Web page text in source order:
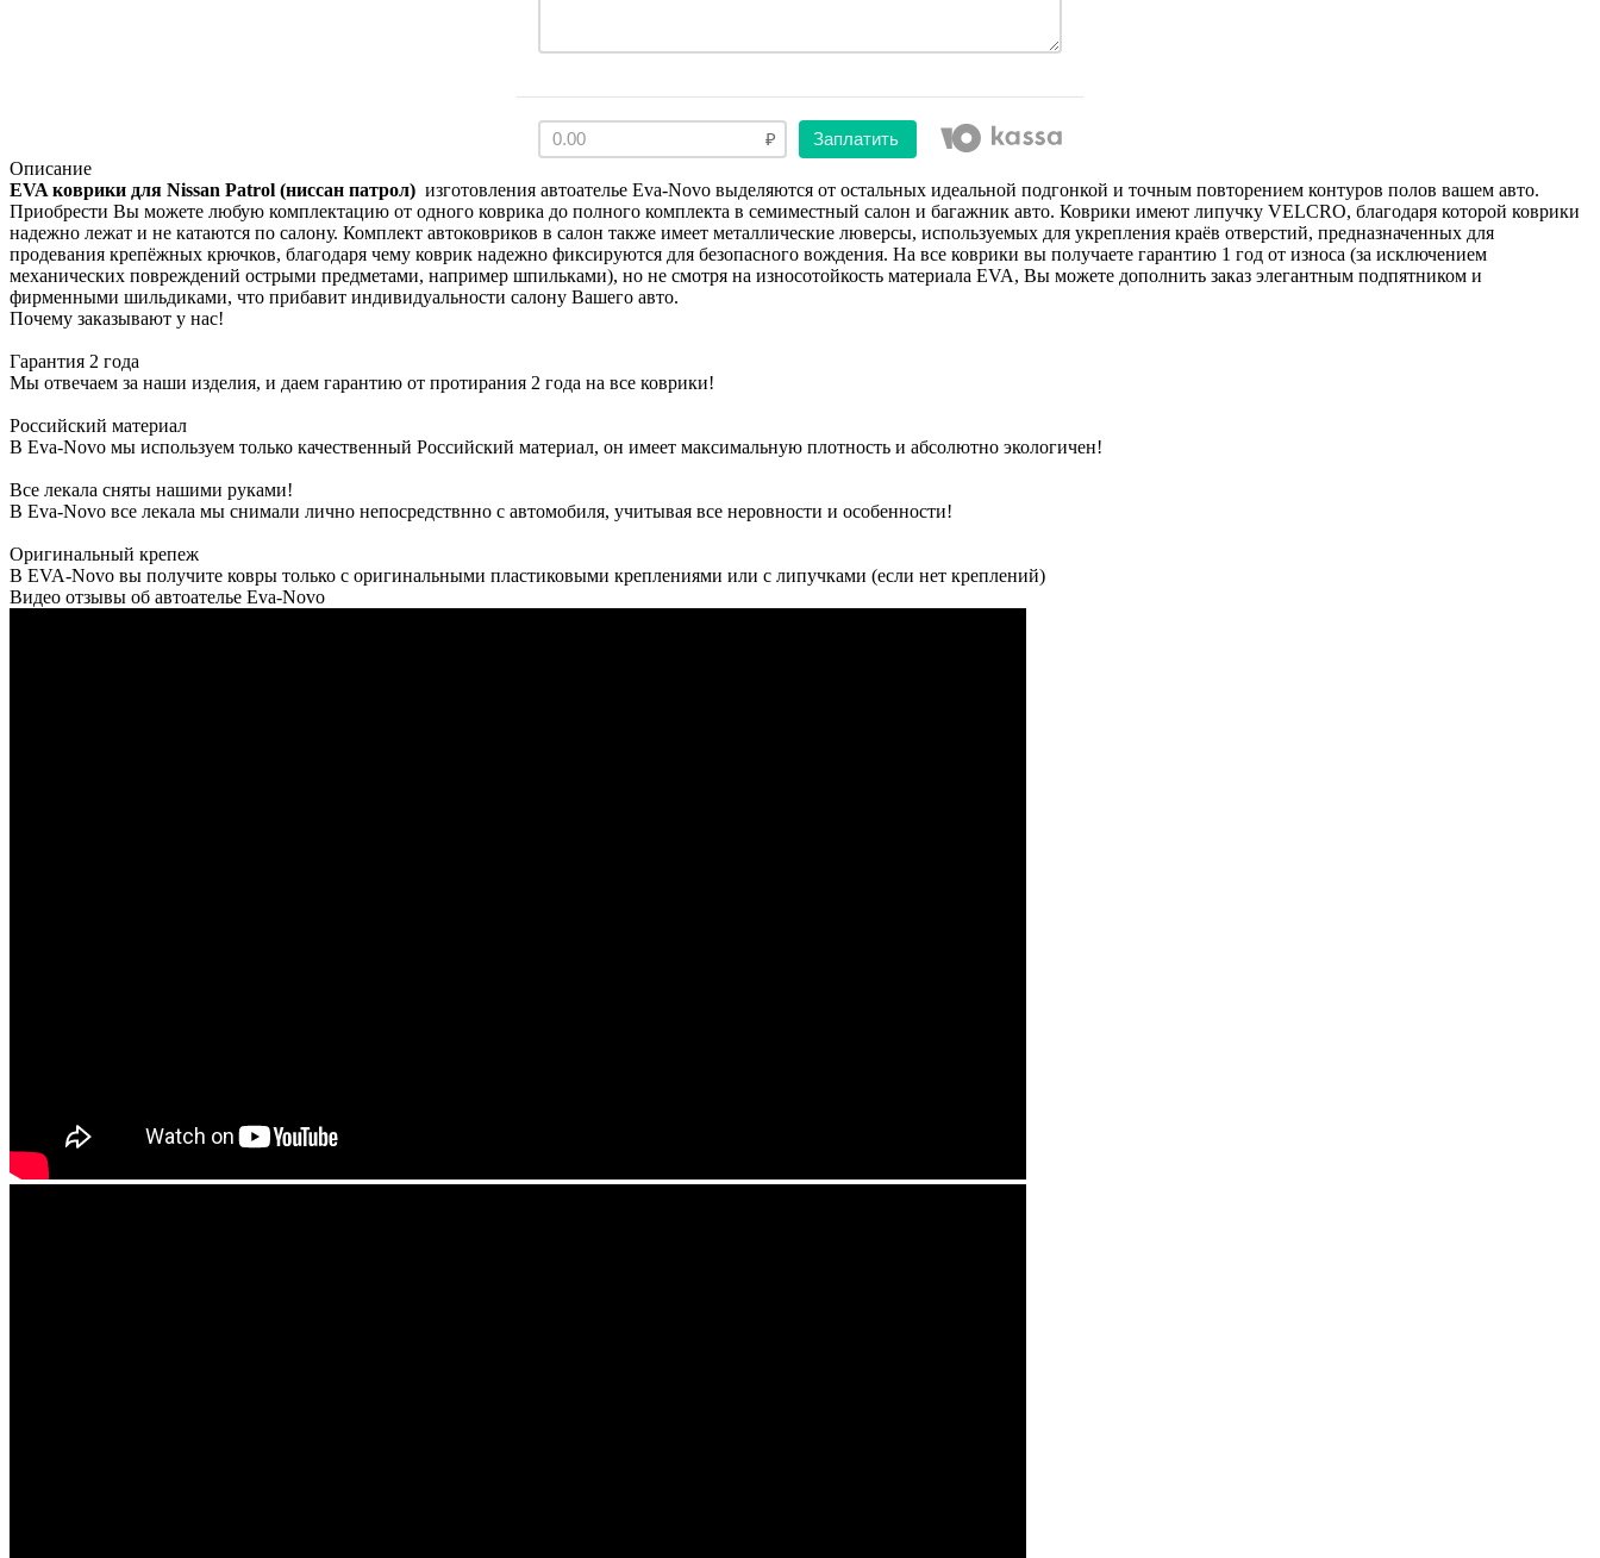
Заплатить
Описание
EVA коврики для Nissan Patrol (ниссан патрол) изготовления автоателье Eva-Novo выделяются от остальных идеальной подгонкой и точным повторением контуров полов вашем авто.
Приобрести Вы можете любую комплектацию от одного коврика до полного комплекта в семиместный салон и багажник авто. Коврики имеют липучку VELCRO, благодаря которой коврики
надежно лежат и не катаются по салону. Комплект автоковриков в салон также имеет металлические люверсы, используемых для укрепления краёв отверстий, предназначенных для
продевания крепёжных крючков, благодаря чему коврик надежно фиксируются для безопасного вождения. На все коврики вы получаете гарантию 1 год от износа (за исключением
механических повреждений острыми предметами, например шпильками), но не смотря на износотойкость материала EVA, Вы можете дополнить заказ элегантным подпятником и
фирменными шильдиками, что прибавит индивидуальности салону Вашего авто.
Почему заказывают у нас!
Гарантия 2 года
Мы отвечаем за наши изделия, и даем гарантию от протирания 2 года на все коврики!
Российский материал
В Eva-Novo мы используем только качественный Российский материал, он имеет максимальную плотность и абсолютно экологичен!
Все лекала сняты нашими руками!
В Eva-Novo все лекала мы снимали лично непосредствнно с автомобиля, учитывая все неровности и особенности!
Оригинальный крепеж
В EVA-Novo вы получите ковры только с оригинальными пластиковыми креплениями или с липучками (если нет креплений)
Видео отзывы об автоателье Eva-Novo